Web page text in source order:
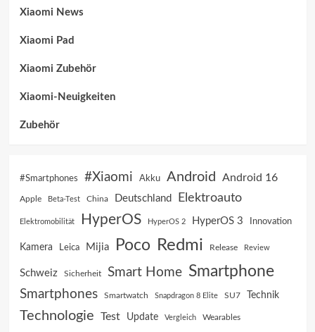
Xiaomi News
Xiaomi Pad
Xiaomi Zubehör
Xiaomi-Neuigkeiten
Zubehör
#Smartphones #Xiaomi Akku Android Android 16
Apple Beta-Test China Deutschland Elektroauto
Elektromobilität HyperOS HyperOS 2 HyperOS 3 Innovation
Kamera Leica Mijia Poco Redmi Release Review
Schweiz Sicherheit Smart Home Smartphone
Smartphones Smartwatch Snapdragon 8 Elite SU7 Technik
Technologie Test Update Vergleich Wearables